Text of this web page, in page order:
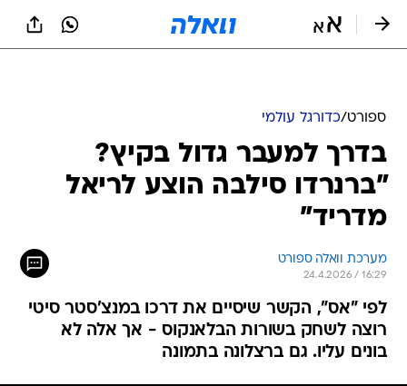
ספורט/כדורגל עולמי
בדרך למעבר גדול בקיץ?
"ברנרדו סילבה הוצע לריאל
מדריד"
מערכת וואלה ספורט
24.4.2026 / 16:29
לפי "אס", הקשר שיסיים את דרכו במנצ'סטר סיטי
רוצה לשחק בשורות הבלאנקוס - אך אלה לא
בונים עליו. גם ברצלונה בתמונה